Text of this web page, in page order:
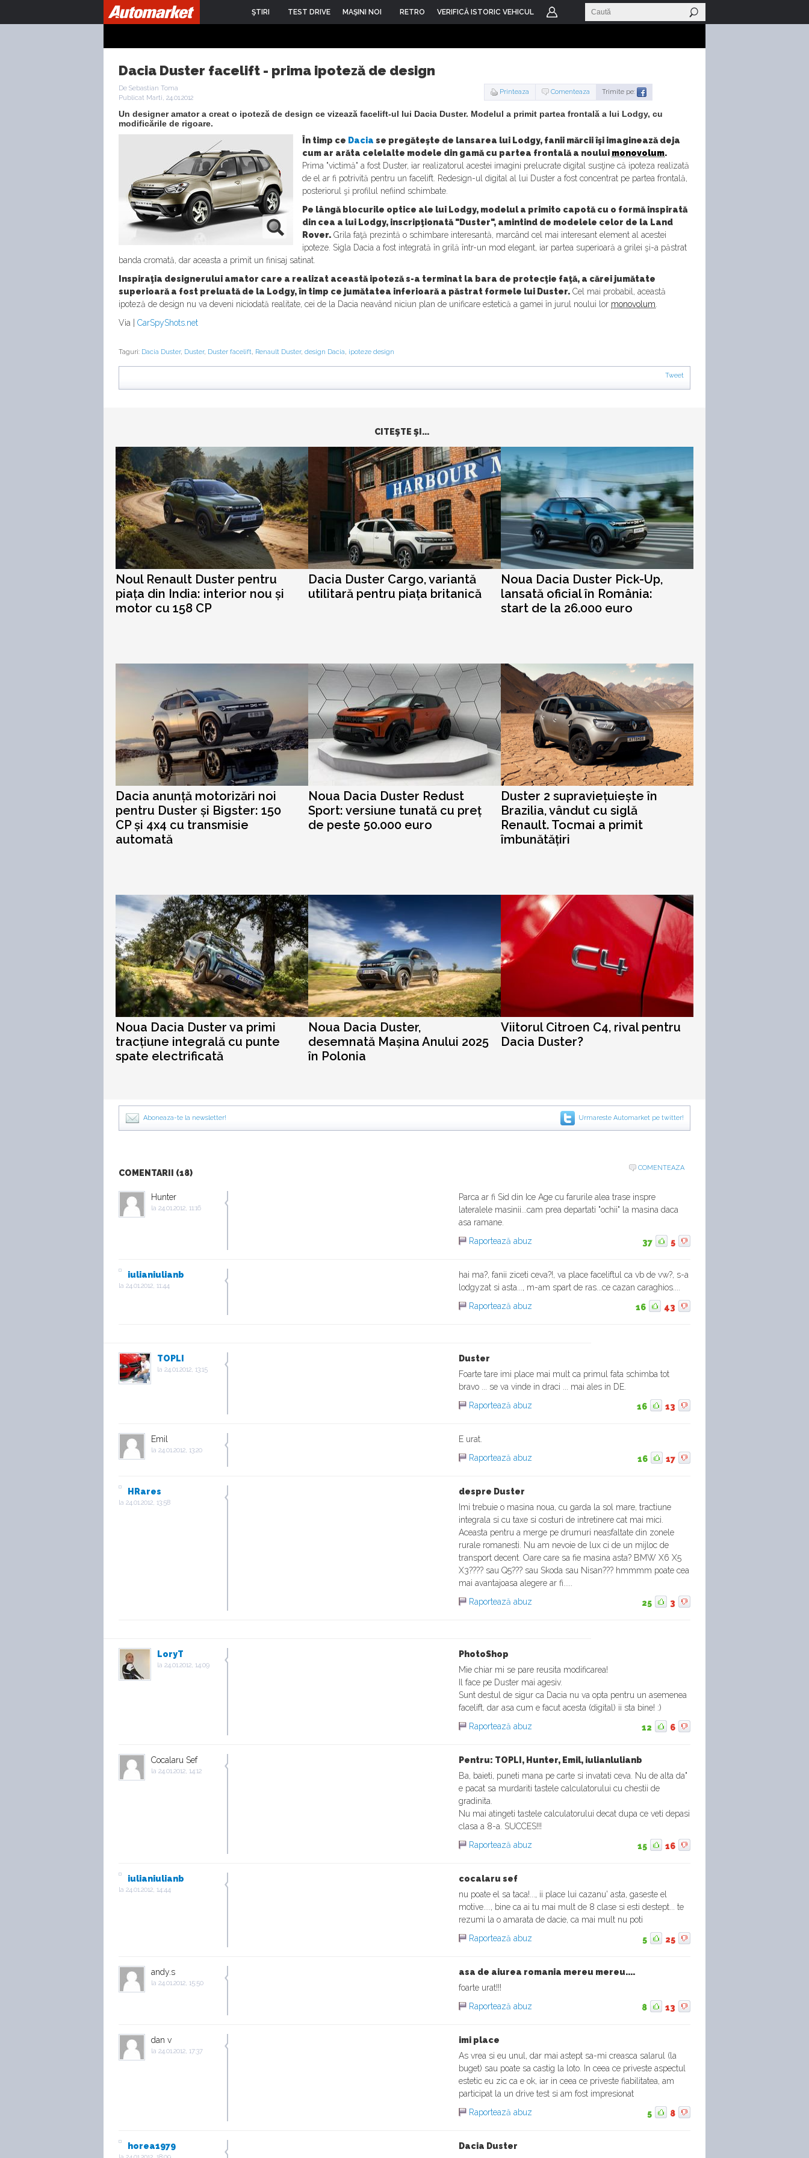
ŞTIRI TEST DRIVE MAŞINI NOI RETRO VERIFICĂ ISTORIC VEHICUL
Dacia Duster facelift - prima ipoteză de design
De Sebastian Toma
Publicat Marti, 24.01.2012
Printeaza Comenteaza Trimite pe:
Un designer amator a creat o ipoteză de design ce vizează facelift-ul lui Dacia Duster. Modelul a primit partea frontală a lui Lodgy, cu
modificările de rigoare.
În timp ce Dacia se pregăteşte de lansarea lui Lodgy, fanii mărcii îşi imaginează deja
cum ar arăta celelalte modele din gamă cu partea frontală a noului monovolum.
Prima "victimă" a fost Duster, iar realizatorul acestei imagini prelucrate digital susţine că ipoteza realizată
de el ar fi potrivită pentru un facelift. Redesign-ul digital al lui Duster a fost concentrat pe partea frontală,
posteriorul şi profilul nefiind schimbate.
Pe lângă blocurile optice ale lui Lodgy, modelul a primito capotă cu o formă inspirată
din cea a lui Lodgy, inscripţionată "Duster", amintind de modelele celor de la Land
Rover. Grila faţă prezintă o schimbare interesantă, marcând cel mai interesant element al acestei
ipoteze. Sigla Dacia a fost integrată în grilă într-un mod elegant, iar partea superioară a grilei şi-a păstrat
banda cromată, dar aceasta a primit un finisaj satinat.
Inspiraţia designerului amator care a realizat această ipoteză s-a terminat la bara de protecţie faţă, a cărei jumătate
superioară a fost preluată de la Lodgy, în timp ce jumătatea inferioară a păstrat formele lui Duster. Cel mai probabil, această
ipoteză de design nu va deveni niciodată realitate, cei de la Dacia neavând niciun plan de unificare estetică a gamei în jurul noului lor monovolum
Via | CarSpyShots.net
Taguri: Dacia Duster, Duster, Duster facelift, Renault Duster, design Dacia, ipoteze design
Tweet
CITEŞTE ŞI...
Noul Renault Duster pentru
piața din India: interior nou și
motor cu 158 CP
Dacia Duster Cargo, variantă
utilitară pentru piața britanică
Noua Dacia Duster Pick-Up,
lansată oficial în România:
start de la 26.000 euro
Dacia anunță motorizări noi
pentru Duster și Bigster: 150
CP și 4x4 cu transmisie
automată
Noua Dacia Duster Redust
Sport: versiune tunată cu preț
de peste 50.000 euro
Duster 2 supraviețuiește în
Brazilia, vândut cu siglă
Renault. Tocmai a primit
îmbunătățiri
Noua Dacia Duster va primi
tracțiune integrală cu punte
spate electrificată
Noua Dacia Duster,
desemnată Mașina Anului 2025
în Polonia
Viitorul Citroen C4, rival pentru
Dacia Duster?
Aboneaza-te la newsletter! Urmareste Automarket pe twitter!
COMENTARII (18)
COMENTEAZA
Hunter
la 24.01.2012, 11:16
Parca ar fi Sid din Ice Age cu farurile alea trase inspre
lateralele masinii...cam prea departati "ochii" la masina daca
asa ramane.
Raportează abuz
37 5
iulianiulianb
la 24.01.2012, 11:44
hai ma?, fanii ziceti ceva?!, va place faceliftul ca vb de vw?, s-a
lodgyzat si asta..., m-am spart de ras...ce cazan caraghios....
Raportează abuz
16 43
TOPLI
la 24.01.2012, 13:15
Duster
Foarte tare imi place mai mult ca primul fata schimba tot
bravo ... se va vinde in draci ... mai ales in DE.
Raportează abuz
16 13
Emil
la 24.01.2012, 13:20
E urat.
Raportează abuz
16 17
HRares
la 24.01.2012, 13:58
despre Duster
Imi trebuie o masina noua, cu garda la sol mare, tractiune
integrala si cu taxe si costuri de intretinere cat mai mici.
Aceasta pentru a merge pe drumuri neasfaltate din zonele
rurale romanesti. Nu am nevoie de lux ci de un mijloc de
transport decent. Oare care sa fie masina asta? BMW X6 X5
X3???? sau Q5??? sau Skoda sau Nisan??? hmmmm poate cea
mai avantajoasa alegere ar fi.....
Raportează abuz
25 3
LoryT
la 24.01.2012, 14:09
PhotoShop
Mie chiar mi se pare reusita modificarea!
Il face pe Duster mai agesiv.
Sunt destul de sigur ca Dacia nu va opta pentru un asemenea
facelift, dar asa cum e facut acesta (digital) ii sta bine! :)
Raportează abuz
12 6
Cocalaru Sef
la 24.01.2012, 14:12
Pentru: TOPLI, Hunter, Emil, iulianlulianb
Ba, baieti, puneti mana pe carte si invatati ceva. Nu de alta da"
e pacat sa murdariti tastele calculatorului cu chestii de
gradinita.
Nu mai atingeti tastele calculatorului decat dupa ce veti depasi
clasa a 8-a. SUCCES!!!
Raportează abuz
15 16
iulianiulianb
la 24.01.2012, 14:44
cocalaru sef
nu poate el sa taca!..., ii place lui cazanu' asta, gaseste el
motive...., bine ca ai tu mai mult de 8 clase si esti destept... te
rezumi la o amarata de dacie, ca mai mult nu poti
Raportează abuz
5 25
andy.s
la 24.01.2012, 15:50
asa de aiurea romania mereu mereu....
foarte urat!!!
Raportează abuz
8 13
dan v
la 24.01.2012, 17:37
imi place
As vrea si eu unul, dar mai astept sa-mi creasca salarul (la
buget) sau poate sa castig la loto. In ceea ce priveste aspectul
estetic eu zic ca e ok, iar in ceea ce priveste fiabilitatea, am
participat la un drive test si am fost impresionat
Raportează abuz
5 8
horea1979
Dacia Duster